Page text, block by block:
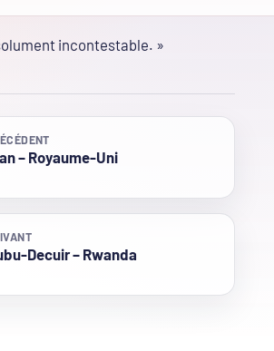
incontestable. »
– Royaume-Uni
Decuir – Rwanda